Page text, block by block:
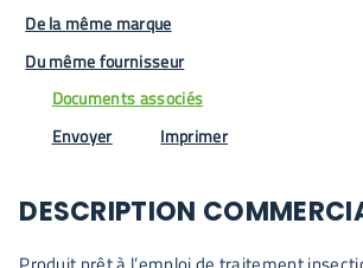
De la même marque
Du même fournisseur
Documents associés
Envoyer
Imprimer
DESCRIPTION